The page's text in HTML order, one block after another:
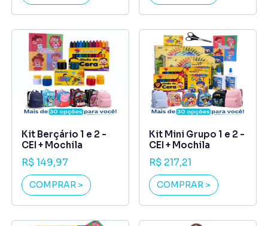
Kit Berçário 1 e 2 -
CEI + Mochila
R$ 149,97
COMPRAR >
Kit Mini Grupo 1 e 2 -
CEI + Mochila
R$ 217,21
COMPRAR >